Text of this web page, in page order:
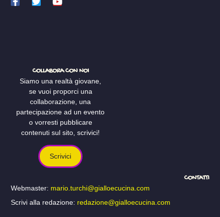
COLLABORA CON NOI
Siamo una realtà giovane,
se vuoi proporci una
collaborazione, una
partecipazione ad un evento
o vorresti pubblicare
contenuti sul sito, scrivici!
Scrivici
CONTATTI
Webmaster: mario.turchi@gialloecucina.com
Scrivi alla redazione: redazione@gialloecucina.com